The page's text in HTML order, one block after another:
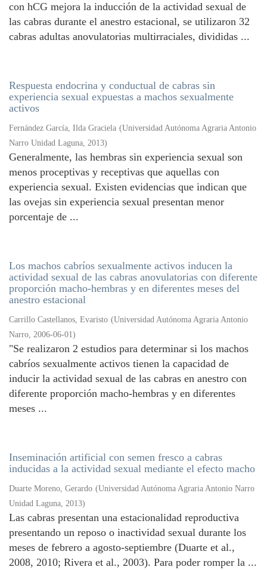
con hCG mejora la inducción de la actividad sexual de
las cabras durante el anestro estacional, se utilizaron 32
cabras adultas anovulatorias multirraciales, divididas ...
Respuesta endocrina y conductual de cabras sin
experiencia sexual expuestas a machos sexualmente
activos
Fernández García, Ilda Graciela (Universidad Autónoma Agraria Antonio
Narro Unidad Laguna, 2013)
Generalmente, las hembras sin experiencia sexual son
menos proceptivas y receptivas que aquellas con
experiencia sexual. Existen evidencias que indican que
las ovejas sin experiencia sexual presentan menor
porcentaje de ...
Los machos cabríos sexualmente activos inducen la
actividad sexual de las cabras anovulatorias con diferente
proporción macho-hembras y en diferentes meses del
anestro estacional
Carrillo Castellanos, Evaristo (Universidad Autónoma Agraria Antonio
Narro, 2006-06-01)
"Se realizaron 2 estudios para determinar si los machos
cabríos sexualmente activos tienen la capacidad de
inducir la actividad sexual de las cabras en anestro con
diferente proporción macho-hembras y en diferentes
meses ...
Inseminación artificial con semen fresco a cabras
inducidas a la actividad sexual mediante el efecto macho
Duarte Moreno, Gerardo (Universidad Autónoma Agraria Antonio Narro
Unidad Laguna, 2013)
Las cabras presentan una estacionalidad reproductiva
presentando un reposo o inactividad sexual durante los
meses de febrero a agosto-septiembre (Duarte et al.,
2008, 2010; Rivera et al., 2003). Para poder romper la ...